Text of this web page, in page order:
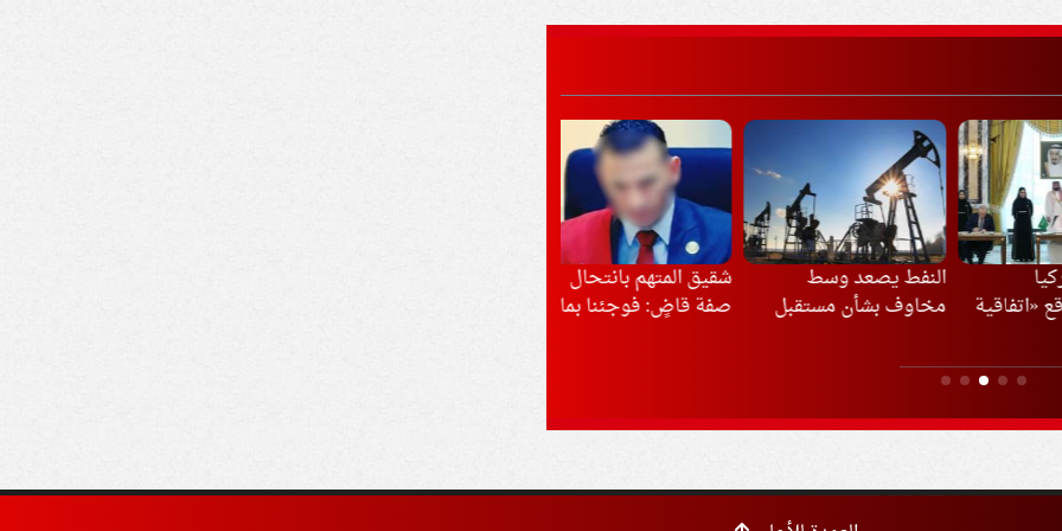
النفط يصعد وسط
مخاوف بشأن مستقبل
شقيق المتهم بانتحال
صفة قاضٍ: فوجئنا بما